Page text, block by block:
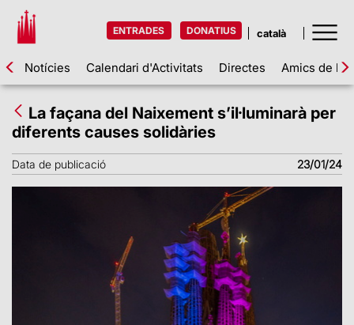
ENTRADES DONATIUS
Notícies Calendari d'Activitats Directes Amics de la
La façana del Naixement s’il·luminarà per
diferents causes solidàries
Data de publicació 23/01/24